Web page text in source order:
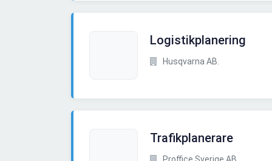
Logistikplanering
Husqvarna AB.
Trafikplanerare